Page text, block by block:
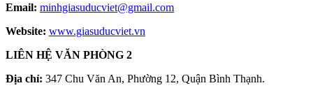
Email: minhgiasuducviet@gmail.com
Website: www.giasuducviet.vn
LIÊN HỆ VĂN PHÒNG 2
Địa chỉ: 347 Chu Văn An, Phường 12, Quận Bình Thạnh.